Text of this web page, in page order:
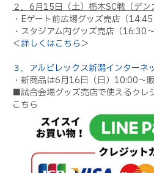
２．6月15日（土）栃木SC戦（デン
・ Eゲート前広場グッズ売店（14:45
・スタジアム内グッズ売店（16:30
＜詳しくはこちら＞
３．アルビレックス新潟インターネ
・新商品は6月16日（日） 10:00～
■試合会場グッズ売店で使えるクレ
こちら